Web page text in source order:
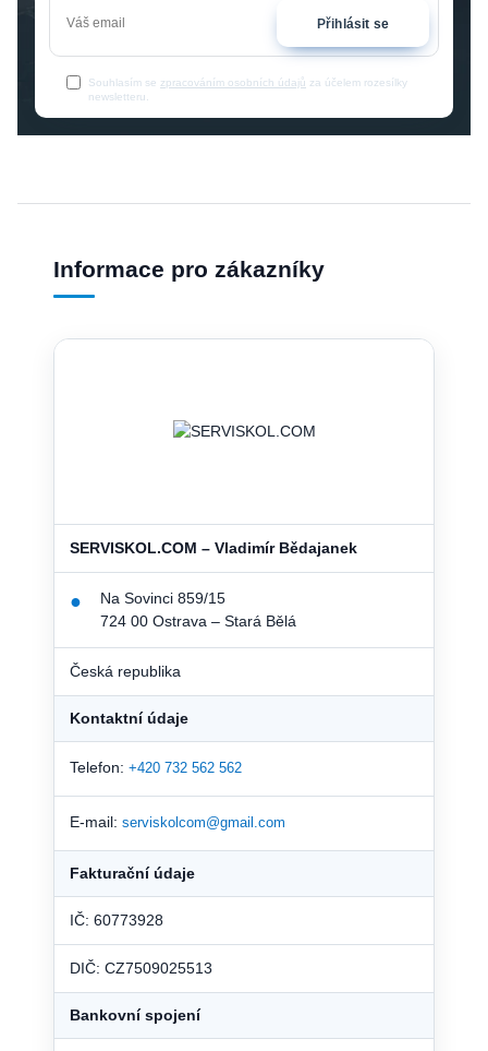
Přihlásit se
Souhlasím se zpracováním osobních údajů za účelem rozesílky
newsletteru.
Informace pro zákazníky
SERVISKOL.COM – Vladimír Bědajanek
●
Na Sovinci 859/15
724 00 Ostrava – Stará Bělá
Česká republika
Kontaktní údaje
Telefon: +420 732 562 562
E-mail: serviskolcom@gmail.com
Fakturační údaje
IČ: 60773928
DIČ: CZ7509025513
Bankovní spojení